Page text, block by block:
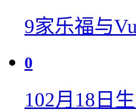
9家乐福与
0
102月18日